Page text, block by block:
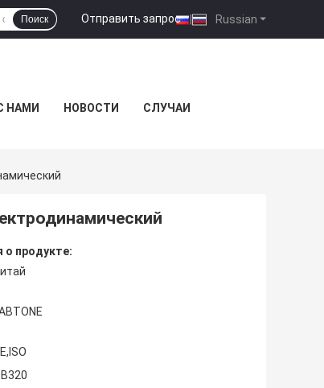
Russian
Отправить запрос |
Поиск
НАМИ НОВОСТИ СЛУЧАИ
о продукте: